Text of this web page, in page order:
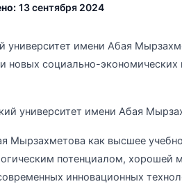
13 сентября 2024
университет имени Абая
новых социально-
Мырзахметова как высшее
потенциалом, хорошей
инновационных